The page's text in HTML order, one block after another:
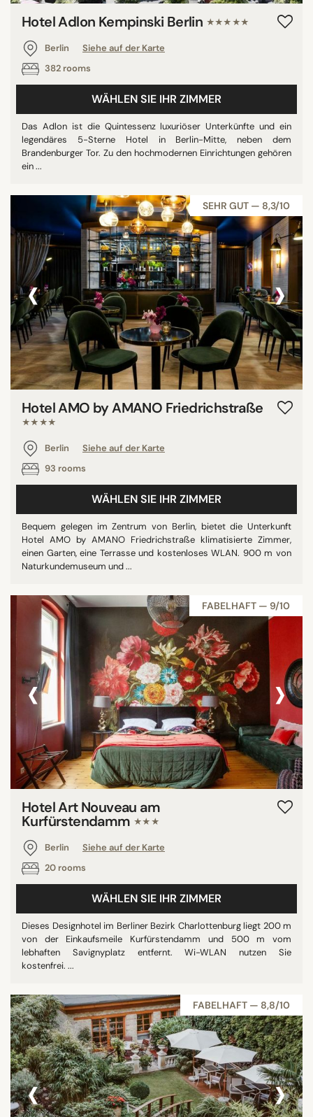
Hotel Adlon Kempinski Berlin ★★★★★
Berlin
Siehe auf der Karte
382 rooms
WÄHLEN SIE IHR ZIMMER
Das Adlon ist die Quintessenz luxuriöser Unterkünfte und ein
legendäres 5-Sterne Hotel in Berlin-Mitte, neben dem
Brandenburger Tor. Zu den hochmodernen Einrichtungen gehören
ein ...
SEHR GUT — 8,3/10
‹ ›
Hotel AMO by AMANO Friedrichstraße
★★★★
Berlin
Siehe auf der Karte
93 rooms
WÄHLEN SIE IHR ZIMMER
Bequem gelegen im Zentrum von Berlin, bietet die Unterkunft
Hotel AMO by AMANO Friedrichstraße klimatisierte Zimmer,
einen Garten, eine Terrasse und kostenloses WLAN. 900 m von
Naturkundemuseum und ...
FABELHAFT — 9/10
‹ ›
Hotel Art Nouveau am
Kurfürstendamm ★★★
Berlin
Siehe auf der Karte
20 rooms
WÄHLEN SIE IHR ZIMMER
Dieses Designhotel im Berliner Bezirk Charlottenburg liegt 200 m
von der Einkaufsmeile Kurfürstendamm und 500 m vom
lebhaften Savignyplatz entfernt. Wi-WLAN nutzen Sie
kostenfrei. ...
FABELHAFT — 8,8/10
‹ ›